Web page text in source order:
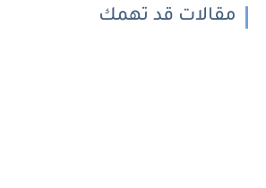
مقالات قد تهمك